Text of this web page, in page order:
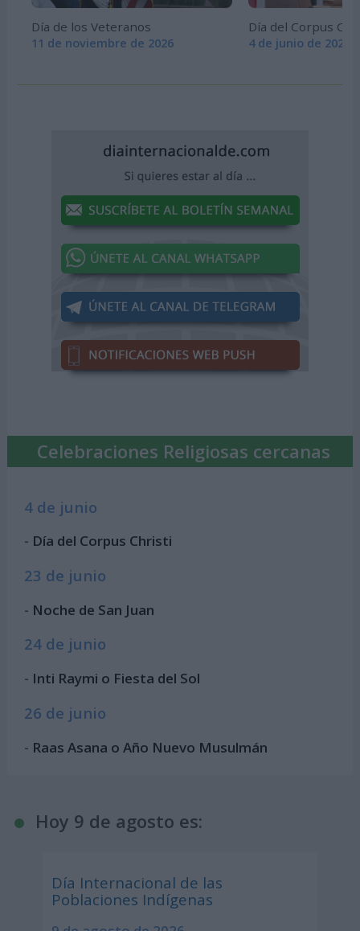
Día de los Veteranos
11 de noviembre de 2026
Día del Corpus
4 de junio de 2026
Celebraciones Religiosas cercanas
4 de junio
- Día del Corpus Christi
23 de junio
- Noche de San Juan
24 de junio
- Inti Raymi o Fiesta del Sol
26 de junio
- Raas Asana o Año Nuevo Musulmán
Hoy 9 de agosto es:
Día Internacional de las
Poblaciones Indígenas